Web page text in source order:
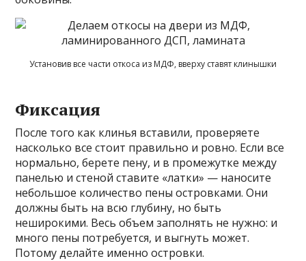
Установив все части откоса из МДФ, вверху ставят клинышки
Фиксация
После того как клинья вставили, проверяете
насколько все стоит правильно и ровно. Если все
нормально, берете пену, и в промежутке между
панелью и стеной ставите «латки» — наносите
небольшое количество пены островками. Они
должны быть на всю глубину, но быть
неширокими. Весь объем заполнять не нужно: и
много пены потребуется, и выгнуть может.
Потому делайте именно островки.